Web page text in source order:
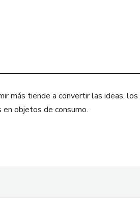
más tiende a convertir las ideas, los
objetos de consumo.